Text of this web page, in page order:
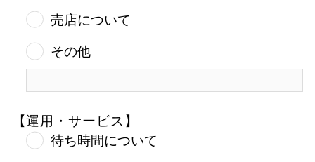
売店について
その他
【運用・サービス】
待ち時間について